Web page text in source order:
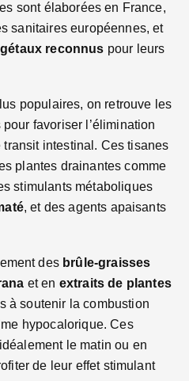
sont élaborées en France,
sanitaires européennes, et
reconnus pour leurs
populaires, on retrouve les
pour favoriser l’élimination
intestinal. Ces tisanes
plantes drainantes comme
stimulants métaboliques
, et des agents apaisants
des brûle-graisses
et en extraits de plantes
à soutenir la combustion
hypocalorique. Ces
le matin ou en
de leur effet stimulant